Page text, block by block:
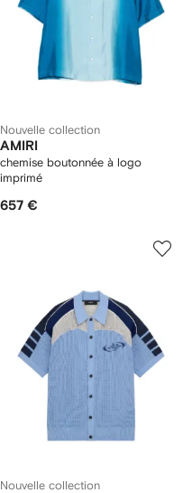
Nouvelle collection
AMIRI
chemise boutonnée à logo
imprimé
657 €
Nouvelle collection